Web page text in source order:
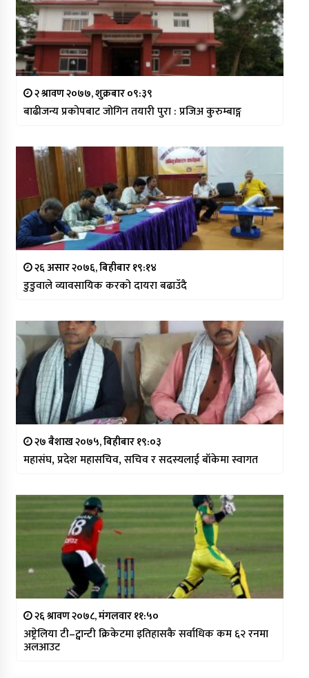
२ श्रावण २०७७, शुक्रबार ०९:३९
बाढीजन्य प्रकोपबाट जोगिन तयारी पुरा : प्रजिअ कुरुम्बाङ्ग
२६ असार २०७६, बिहीबार १९:१४
डुडुवाले व्यावसायिक करको दायरा बढाउँदै
२७ बैशाख २०७५, बिहीबार १९:०३
महासंघ, प्रदेश महासचिव, सचिव र सदस्यलाई बाँकेमा स्वागत
२६ श्रावण २०७८, मंगलवार ११:५०
अष्ट्रेलिया टी–ट्वान्टी क्रिकेटमा इतिहासकै सर्वाधिक कम ६२ रनमा
अलआउट